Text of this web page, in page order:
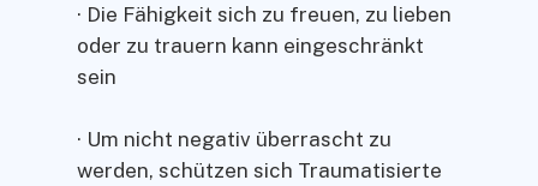
· Die Fähigkeit sich zu freuen, zu lieben
oder zu trauern kann eingeschränkt
sein
· Um nicht negativ überrascht zu
werden, schützen sich Traumatisierte